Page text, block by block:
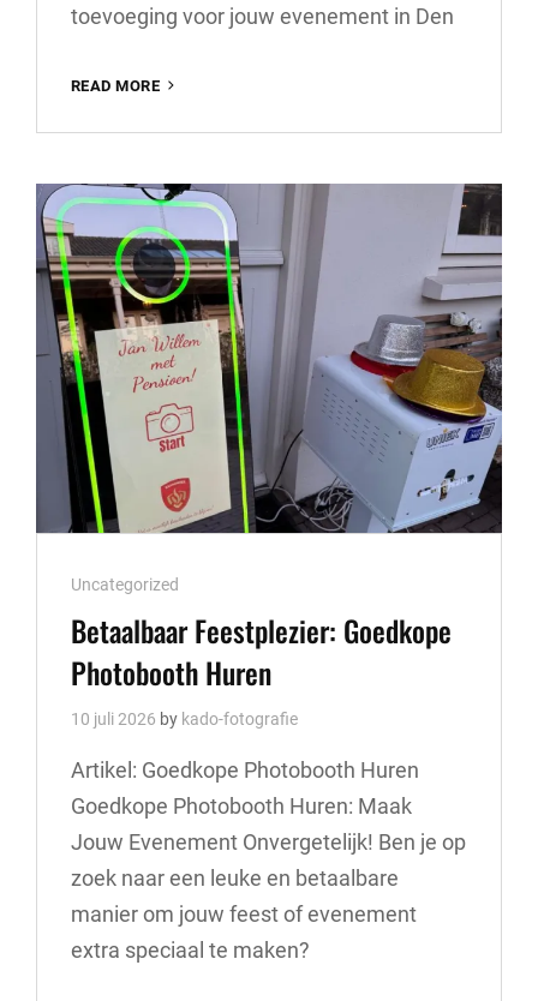
toevoeging voor jouw evenement in Den
READ MORE
FOTOBOOTH
JOUW
EVENEMENT
IN
DEN
HAAG
Cat
Links
Uncategorized
Betaalbaar Feestplezier: Goedkope
Photobooth Huren
10 juli 2026 by kado-fotografie
Artikel: Goedkope Photobooth Huren
Goedkope Photobooth Huren: Maak
Jouw Evenement Onvergetelijk! Ben je op
zoek naar een leuke en betaalbare
manier om jouw feest of evenement
extra speciaal te maken?